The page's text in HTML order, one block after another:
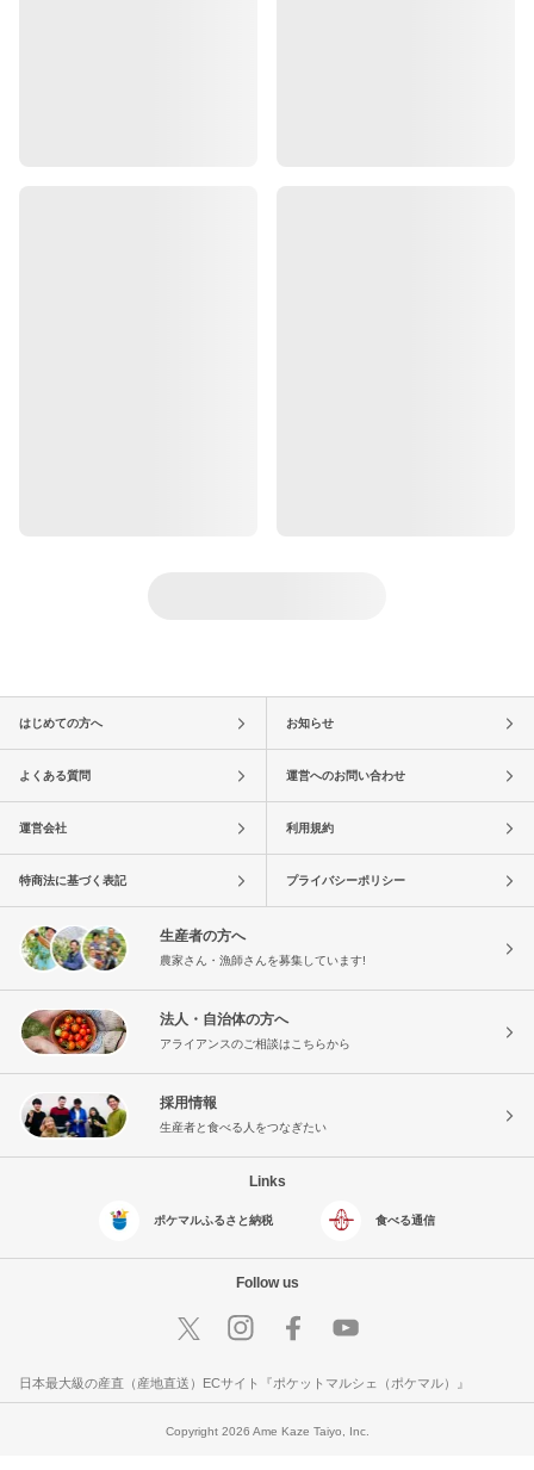
はじめての方へ お知らせ
よくある質問 運営へのお問い合わせ
運営会社 利用規約
特商法に基づく表記 プライバシーポリシー
生産者の方へ
農家さん・漁師さんを募集しています!
法人・自治体の方へ
アライアンスのご相談はこちらから
採用情報
生産者と食べる人をつなぎたい
Links
ポケマルふるさと納税 食べる通信
Follow us
日本最大級の産直（産地直送）ECサイト『ポケットマルシェ（ポケマル）』
Copyright 2026 Ame Kaze Taiyo, Inc.